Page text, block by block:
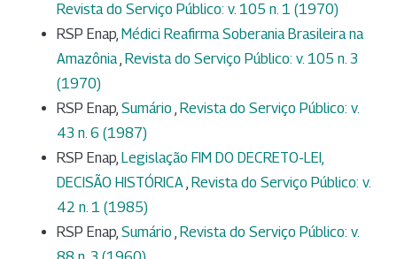
Revista do Serviço Público: v. 105 n. 1 (1970)
RSP Enap, Médici Reafirma Soberania Brasileira na
Amazônia, Revista do Serviço Público: v. 105 n. 3
(1970)
RSP Enap, Sumário , Revista do Serviço Público: v.
43 n. 6 (1987)
RSP Enap, Legislação FIM DO DECRETO-LEI,
DECISÃO HISTÓRICA, Revista do Serviço Público: v.
42 n. 1 (1985)
RSP Enap, Sumário , Revista do Serviço Público: v.